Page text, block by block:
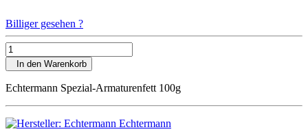
Billiger gesehen ?
In den Warenkorb
Echtermann Spezial-Armaturenfett 100g
Echtermann